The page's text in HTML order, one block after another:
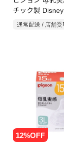
チック製
通常配送 / 店舗受